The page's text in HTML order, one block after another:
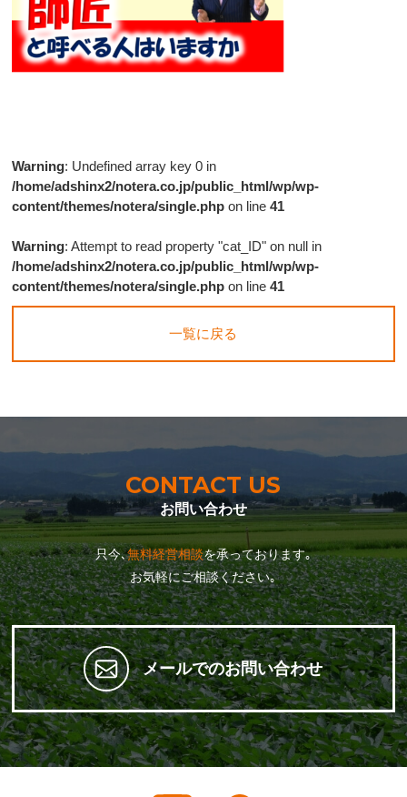
Warning: Undefined array key 0 in
/home/adshinx2/notera.co.jp/public_html/wp/wp-
content/themes/notera/single.php on line41
Warning: Attempt to read property "cat_ID" on null in
/home/adshinx2/notera.co.jp/public_html/wp/wp-
content/themes/notera/single.php on line41
一覧に戻る
CONTACT US
お問い合わせ
只今､無料経営相談を承っております｡
お気軽にご相談ください｡
メールでのお問い合わせ